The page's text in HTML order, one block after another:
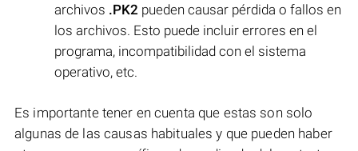
archivos .PK2 pueden causar pérdida o fallos en
los archivos. Esto puede incluir errores en el
programa, incompatibilidad con el sistema
operativo, etc.
Es importante tener en cuenta que estas son solo
algunas de las causas habituales y que pueden haber